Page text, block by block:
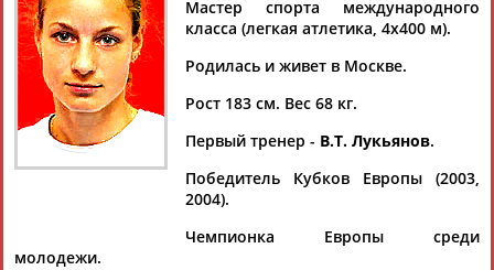
Аслаудин
АБАЕВ
Елена
АБАИМОВА
АБАКУМОВА
Тамилла
АБАСОВА
АБАЧАРАЕВ
АБАШИДЗЕ
Легкая атлетикаМастер спорта международного
класса (легкая атлетика, 4х400 м).
Родилась и живет в Москве.
Рост 183 см. Вес 68 кг.
Первый тренер - В.Т. Лукьянов.
Победитель Кубков Европы (2003,
2004).
Чемпионка Европы среди
молодежи.